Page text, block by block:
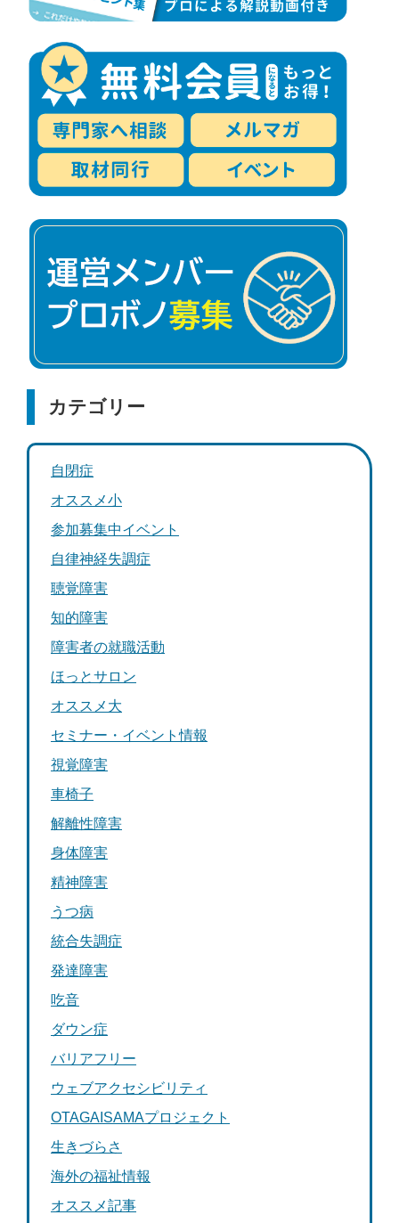
カテゴリー
自閉症
オススメ小
参加募集中イベント
自律神経失調症
聴覚障害
知的障害
障害者の就職活動
ほっとサロン
オススメ大
セミナー・イベント情報
視覚障害
車椅子
解離性障害
身体障害
精神障害
うつ病
統合失調症
発達障害
吃音
ダウン症
バリアフリー
ウェブアクセシビリティ
OTAGAISAMAプロジェクト
生きづらさ
海外の福祉情報
オススメ記事